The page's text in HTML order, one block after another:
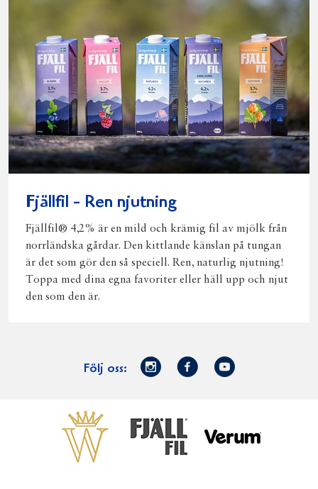
Fjällfil - Ren njutning
Fjällfil® 4,2% är en mild och krämig fil av mjölk från
norrländska gårdar. Den kittlande känslan på tungan
är det som gör den så speciell. Ren, naturlig njutning!
Toppa med dina egna favoriter eller häll upp och njut
den som den är.
Följ oss:
Norrmejerier
Facebook
Youtube
Gör gott för
Norrländska
VästerbottensostFjällfil